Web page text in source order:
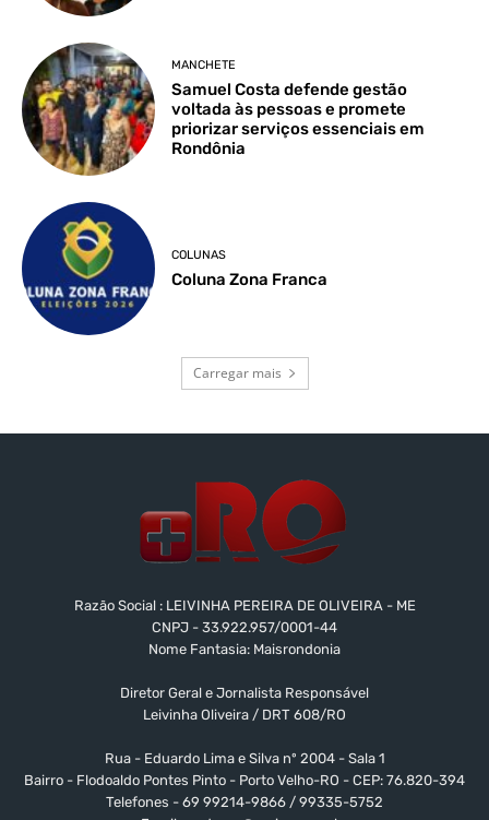
MANCHETE
Samuel Costa defende gestão
voltada às pessoas e promete
priorizar serviços essenciais em
Rondônia
COLUNAS
Coluna Zona Franca
Carregar mais
Razão Social : LEIVINHA PEREIRA DE OLIVEIRA - ME
CNPJ - 33.922.957/0001-44
Nome Fantasia: Maisrondonia
Diretor Geral e Jornalista Responsável
Leivinha Oliveira / DRT 608/RO
Rua - Eduardo Lima e Silva nº 2004 - Sala 1
Bairro - Flodoaldo Pontes Pinto - Porto Velho-RO - CEP: 76.820-394
Telefones - 69 99214-9866 / 99335-5752